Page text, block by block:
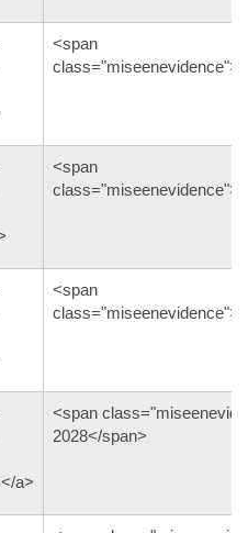
<span
<span
<span
a>
<span
2028</span>